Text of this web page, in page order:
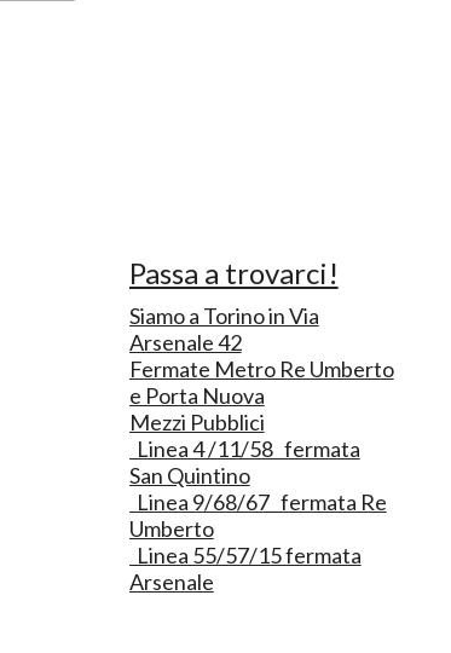
Passa a trovarci!
Siamo a Torino in Via
Arsenale 42
Fermate Metro Re Umberto
e Porta Nuova
Mezzi Pubblici
Linea 4 /11/58 fermata
San Quintino
Linea 9/68/67 fermata Re
Umberto
Linea 55/57/15 fermata
Arsenale